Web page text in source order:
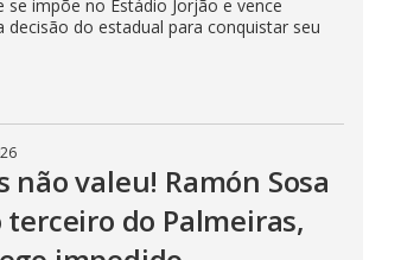
se impõe no Estádio Jorjão e vence
decisão do estadual para conquistar seu
não valeu! Ramón Sosa
terceiro do Palmeiras,